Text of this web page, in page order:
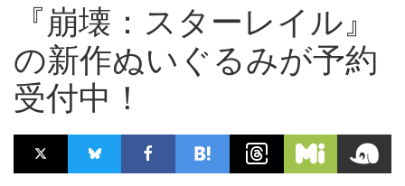
『崩壊：スターレイル』
の新作ぬいぐるみが予約
受付中！